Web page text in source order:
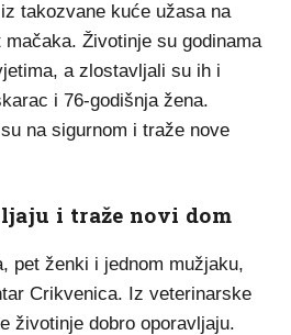
takozvane kuće užasa na
Životinje su godinama
a zlostavljali su ih i
i 76-godišnja žena.
na sigurnom i traže nove
i traže novi dom
pet ženki i jednom mužjaku,
Crikvenica. Iz veterinarske
životinje dobro oporavljaju.